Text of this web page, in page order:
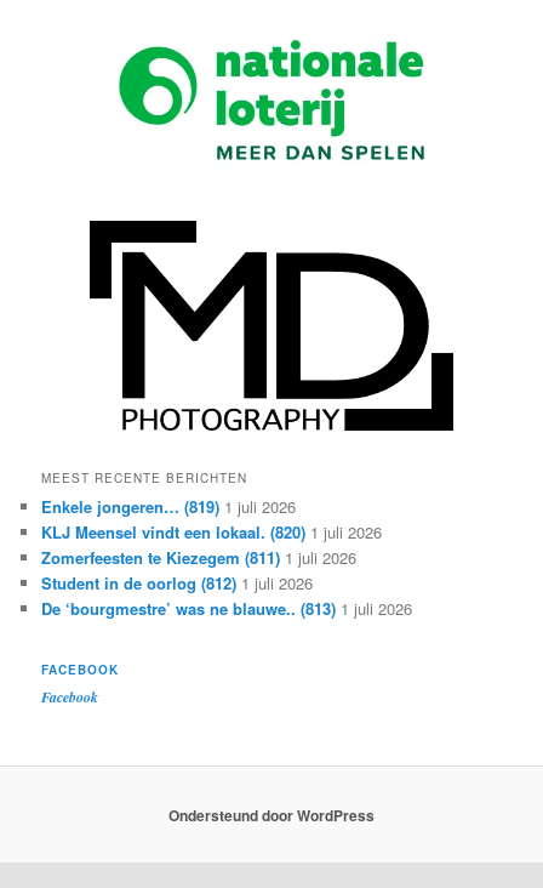
MEEST RECENTE BERICHTEN
Enkele jongeren… (819) 1 juli 2026
KLJ Meensel vindt een lokaal. (820) 1 juli 2026
Zomerfeesten te Kiezegem (811) 1 juli 2026
Student in de oorlog (812) 1 juli 2026
De ‘bourgmestre’ was ne blauwe.. (813) 1 juli 2026
FACEBOOK
Facebook
Ondersteund door WordPress